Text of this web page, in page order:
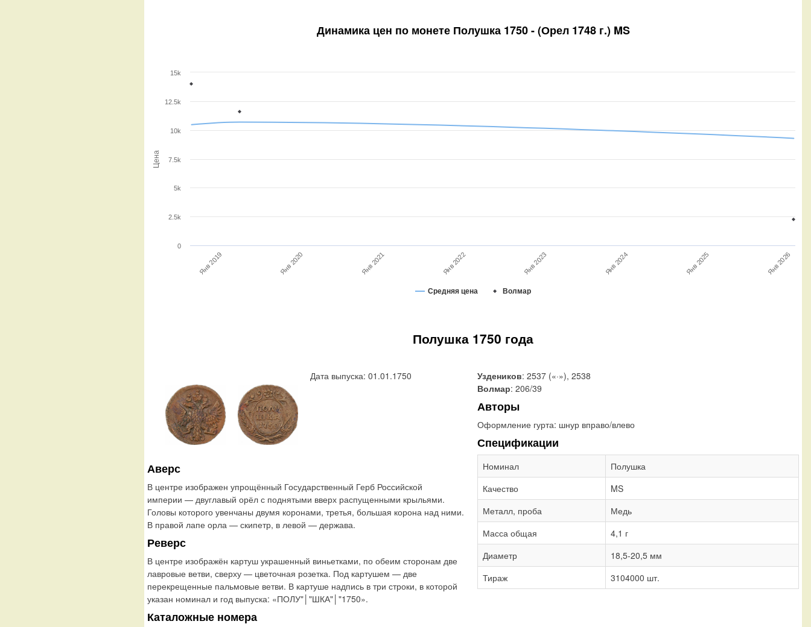
Динамика цен по монете Полушка 1750 - (Орел 1748 г.) MS
Цена
Средняя цена Волмар
Янв 2019 Янв 2020 Янв 2021 Янв 2022 Янв 2023 Янв 2024 Янв 2025 Янв 2026
0
2.5k
5k
7.5k
10k
12.5k
15k
Полушка 1750 года
Дата выпуска: 01.01.1750
Аверс
В центре изображен упрощённый Государственный Герб Российской
империи — двуглавый орёл с поднятыми вверх распущенными крыльями.
Головы которого увенчаны двумя коронами, третья, большая корона над ними.
В правой лапе орла — скипетр, в левой — держава.
Реверс
В центре изображён картуш украшенный виньетками, по обеим сторонам две
лавровые ветви, сверху — цветочная розетка. Под картушем — две
перекрещенные пальмовые ветви. В картуше надпись в три строки, в которой
указан номинал и год выпуска: «ПОЛУ"│"ШКА"│"1750».
Каталожные номера
Уздеников: 2537 («·»), 2538
Волмар: 206/39
Авторы
Оформление гурта: шнур вправо/влево
Спецификации
Номинал
Полушка
Качество
MS
Металл, проба
Медь
Масса общая
4,1 г
Диаметр
18,5-20,5 мм
Тираж
3104000 шт.